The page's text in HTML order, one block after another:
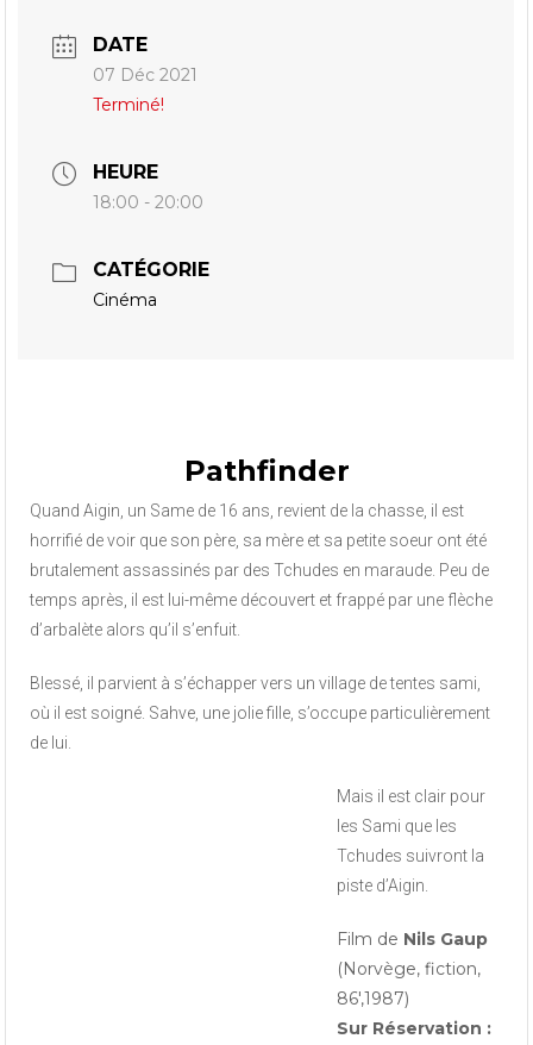
DATE
07 Déc 2021
Terminé!
HEURE
18:00 - 20:00
CATÉGORIE
Cinéma
Pathfinder
Quand Aigin, un Same de 16 ans, revient de la chasse, il est
horrifié de voir que son père, sa mère et sa petite soeur ont été
brutalement assassinés par des Tchudes en maraude. Peu de
temps après, il est lui-même découvert et frappé par une flèche
d’arbalète alors qu’il s’enfuit.
Blessé, il parvient à s’échapper vers un village de tentes sami,
où il est soigné. Sahve, une jolie fille, s’occupe particulièrement
de lui.
Mais il est clair pour
les Sami que les
Tchudes suivront la
piste d’Aigin.
Film de Nils Gaup
(Norvège, fiction,
86′,1987)
Sur Réservation :